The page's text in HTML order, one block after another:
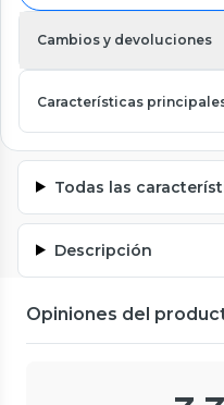
Cambios y devoluciones
Características
Todas las
Descripción
Opiniones del